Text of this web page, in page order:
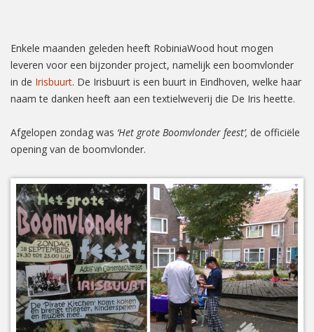
Enkele maanden geleden heeft RobiniaWood hout mogen
leveren voor een bijzonder project, namelijk een boomvlonder
in de Irisbuurt. De Irisbuurt is een buurt in Eindhoven, welke haar
naam te danken heeft aan een textielweverij die De Iris heette.
Afgelopen zondag was ‘Het grote Boomvlonder feest’, de officiële
opening van de boomvlonder.